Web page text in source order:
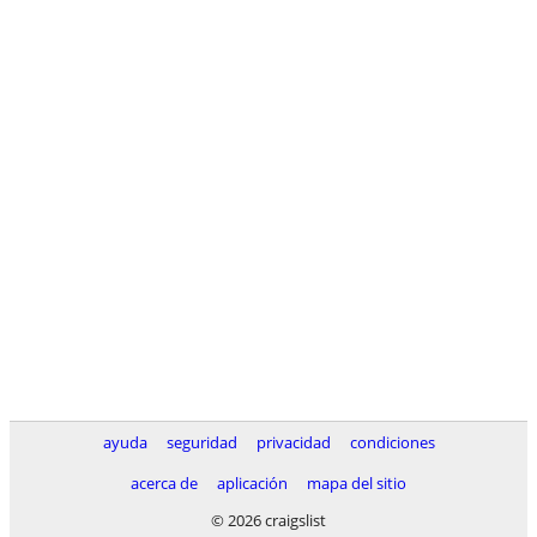
ayuda seguridad privacidad
condiciones
acerca de
aplicación
mapa del sitio
© 2026 craigslist